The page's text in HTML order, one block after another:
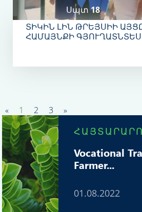
Սպտ 18
ՏԻԿԻՆ ԼԻՆ ԹՐԵՅՍԻԻ
ՀԱՄԱՅՆՔԻ
« 1 2 3 »
Vocational
Farmer...
01.08.2022